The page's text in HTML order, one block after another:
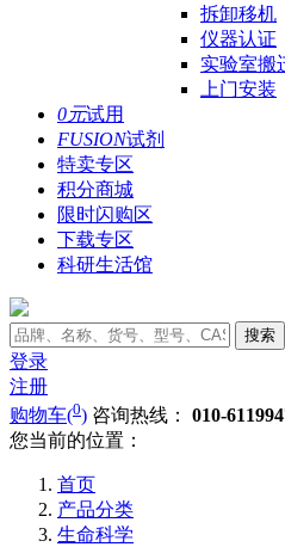
拆卸移机
仪器认证
实验室搬
上门安装
0元试用
FUSION试剂
特卖专区
积分商城
限时闪购区
下载专区
科研生活馆
搜索
登录
注册
购物车(0) 咨询热线： 010-
您当前的位置：
首页
产品分类
生命科学